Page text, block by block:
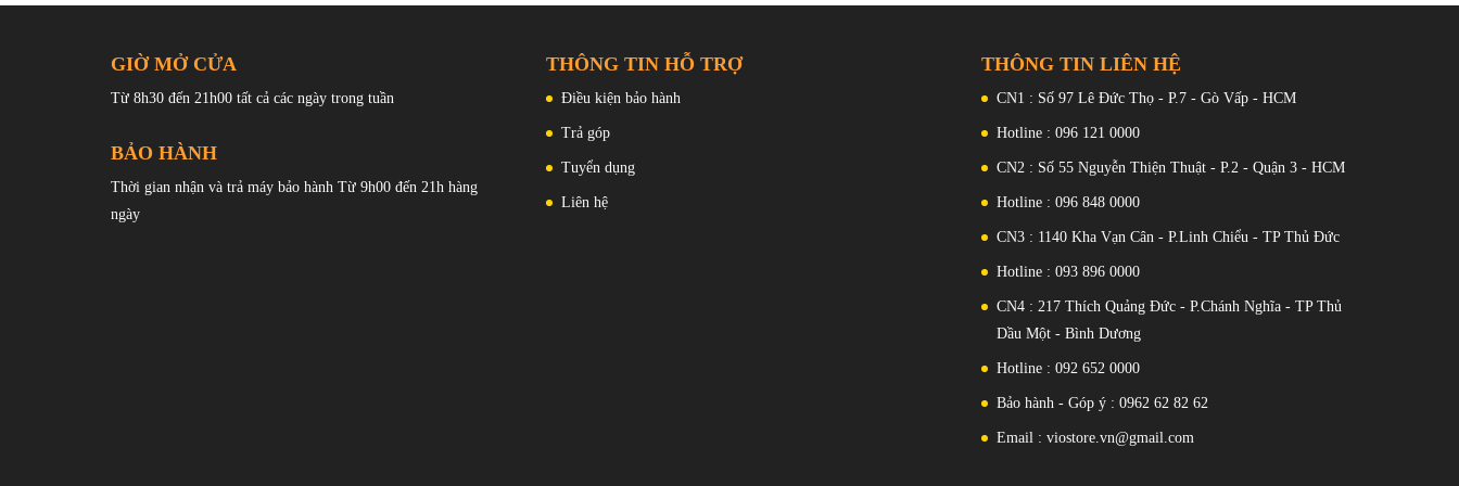
GIỜ MỞ CỬA
Từ 8h30 đến 21h00 tất cả các ngày trong tuần
BẢO HÀNH
Thời gian nhận và trả máy bảo hành Từ 9h00 đến 21h hàng
ngày
THÔNG TIN HỖ TRỢ
Điều kiện bảo hành
Trả góp
Tuyển dụng
Liên hệ
THÔNG TIN LIÊN HỆ
CN1 : Số 97 Lê Đức Thọ - P.7 - Gò Vấp - HCM
Hotline : 096 121 0000
CN2 : Số 55 Nguyễn Thiện Thuật - P.2 - Quận 3 - HCM
Hotline : 096 848 0000
CN3 : 1140 Kha Vạn Cân - P.Linh Chiểu - TP Thủ Đức
Hotline : 093 896 0000
CN4 : 217 Thích Quảng Đức - P.Chánh Nghĩa - TP Thủ
Dầu Một - Bình Dương
Hotline : 092 652 0000
Bảo hành - Góp ý : 0962 62 82 62
Email : viostore.vn@gmail.com